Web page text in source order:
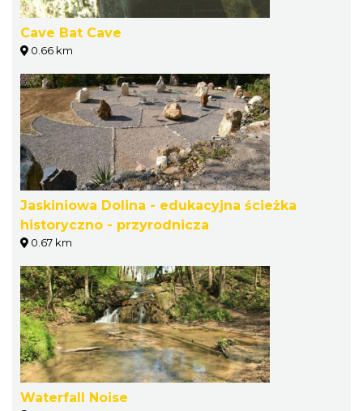
Cave Bat Cave
0.66 km
Jaskiniowa Dolina - edukacyjna ścieżka
historyczno - przyrodnicza
0.67 km
Waterfall Noise